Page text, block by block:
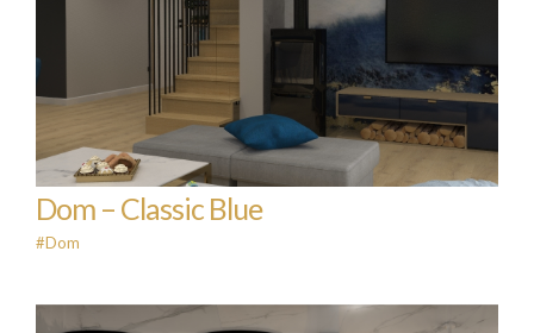
Dom – Classic Blue
Dom – Classic Blue
#Dom